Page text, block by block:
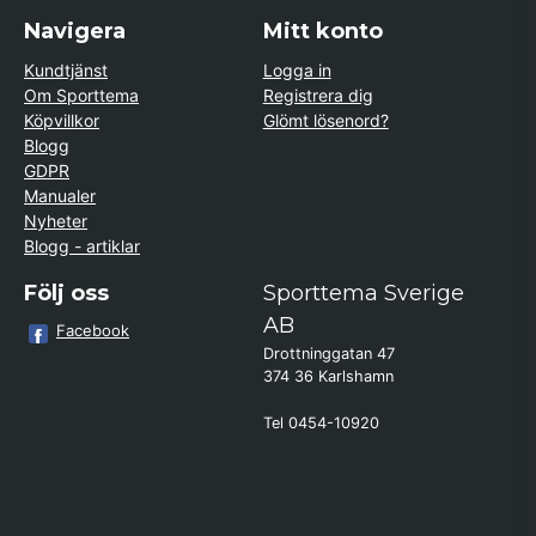
Navigera
Kundtjänst
Om Sporttema
Köpvillkor
Blogg
GDPR
Manualer
Nyheter
Blogg - artiklar
Mitt konto
Logga in
Registrera dig
Glömt lösenord?
Följ oss
Facebook
Sporttema Sverige
AB
Drottninggatan 47
374 36 Karlshamn
Tel 0454-10920